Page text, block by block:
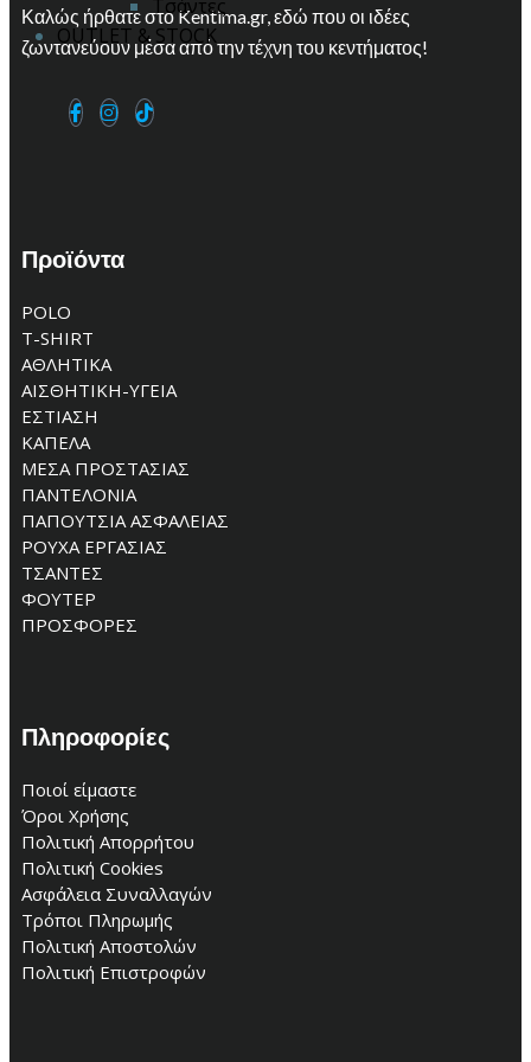
Τσάντες
OUTLET & STOCK
Καλώς ήρθατε στο Kentima.gr, εδώ που οι ιδέες
ζωντανεύουν μέσα από την τέχνη του κεντήματος!
Προϊόντα
POLO
T-SHIRT
ΑΘΛΗΤΙΚΑ
ΑΙΣΘΗΤΙΚΗ-ΥΓΕΙΑ
ΕΣΤΙΑΣΗ
ΚΑΠΕΛΑ
ΜΕΣΑ ΠΡΟΣΤΑΣΙΑΣ
ΠΑΝΤΕΛΟΝΙΑ
ΠΑΠΟΥΤΣΙΑ ΑΣΦΑΛΕΙΑΣ
ΡΟΥΧΑ ΕΡΓΑΣΙΑΣ
ΤΣΑΝΤΕΣ
ΦΟΥΤΕΡ
ΠΡΟΣΦΟΡΕΣ
Πληροφορίες
Ποιοί είμαστε
Όροι Χρήσης
Πολιτική Απορρήτου
Πολιτική Cookies
Ασφάλεια Συναλλαγών
Τρόποι Πληρωμής
Πολιτική Αποστολών
Πολιτική Επιστροφών